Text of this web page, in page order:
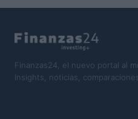
Finanzas24, el nuevo portal al
Insights, noticias,